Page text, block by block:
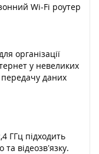
Wi-Fi роутер
організації
у невеликих
даних
ГГц підходить
відеозв’язку.